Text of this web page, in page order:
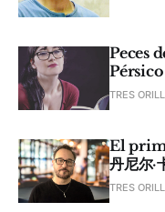
Peces
Pérsico
TRES
El
丹尼尔·
TRES